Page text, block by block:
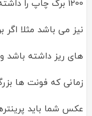
نیز می باشد مثلا
های ریز داشته باشد
زمانی که فونت ها
عکس شما باید